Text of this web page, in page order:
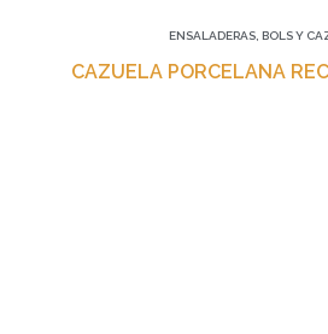
ENSALADERAS, BOLS Y
CAZUELA PORCELANA